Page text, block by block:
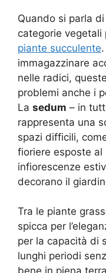
Quando si parla di
categorie vegetali
piante succulente
immagazzinare
nelle radici,
problemi anche i
La sedum – in
rappresenta una
spazi difficili,
fioriere esposte al
infiorescenze
decorano il
Tra le piante
spicca per
per la capacità di
lunghi periodi
bene in piena